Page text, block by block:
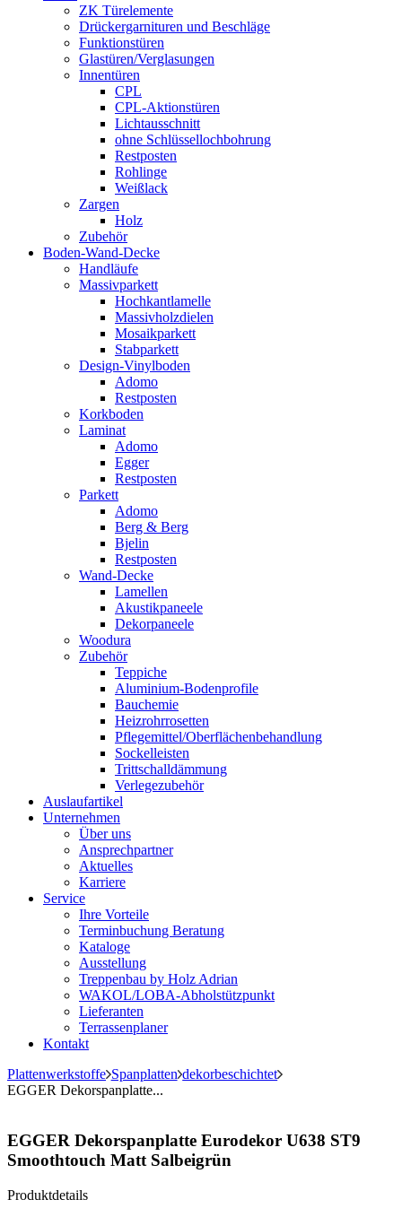
ZK Türelemente
Drückergarnituren und Beschläge
Funktionstüren
Glastüren/Verglasungen
Innentüren
CPL
CPL-Aktionstüren
Lichtausschnitt
ohne Schlüssellochbohrung
Restposten
Rohlinge
Weißlack
Zargen
Holz
Zubehör
Boden-Wand-Decke
Handläufe
Massivparkett
Hochkantlamelle
Massivholzdielen
Mosaikparkett
Stabparkett
Design-Vinylboden
Adomo
Restposten
Korkboden
Laminat
Adomo
Egger
Restposten
Parkett
Adomo
Berg & Berg
Bjelin
Restposten
Wand-Decke
Lamellen
Akustikpaneele
Dekorpaneele
Woodura
Zubehör
Teppiche
Aluminium-Bodenprofile
Bauchemie
Heizrohrrosetten
Pflegemittel/Oberflächenbehandlung
Sockelleisten
Trittschalldämmung
Verlegezubehör
Auslaufartikel
Unternehmen
Über uns
Ansprechpartner
Aktuelles
Karriere
Service
Ihre Vorteile
Terminbuchung Beratung
Kataloge
Ausstellung
Treppenbau by Holz Adrian
WAKOL/LOBA-Abholstützpunkt
Lieferanten
Terrassenplaner
Kontakt
Plattenwerkstoffe Spanplatten dekorbeschichtet
EGGER Dekorspanplatte...
EGGER Dekorspanplatte Eurodekor U638 ST9
Smoothtouch Matt Salbeigrün
Produktdetails